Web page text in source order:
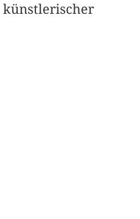
künstlerischer